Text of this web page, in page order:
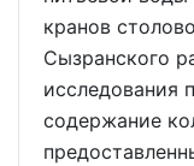
кранов
Сызранского
исследования
содержание